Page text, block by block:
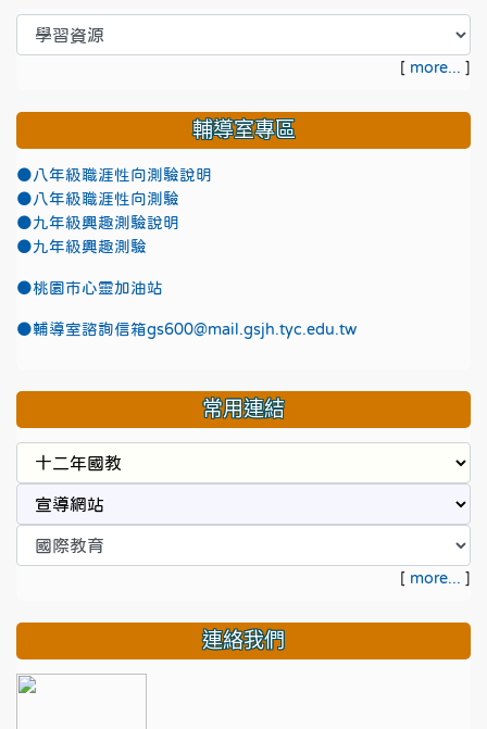
[ more... ]
輔導室專區
●八年級職涯性向測驗說明
●八年級職涯性向測驗
●九年級興趣測驗說明
●九年級興趣測驗
●桃園市心靈加油站
●輔導室諮詢信箱gs600@mail.gsjh.tyc.edu.tw
常用連結
[ more... ]
連絡我們